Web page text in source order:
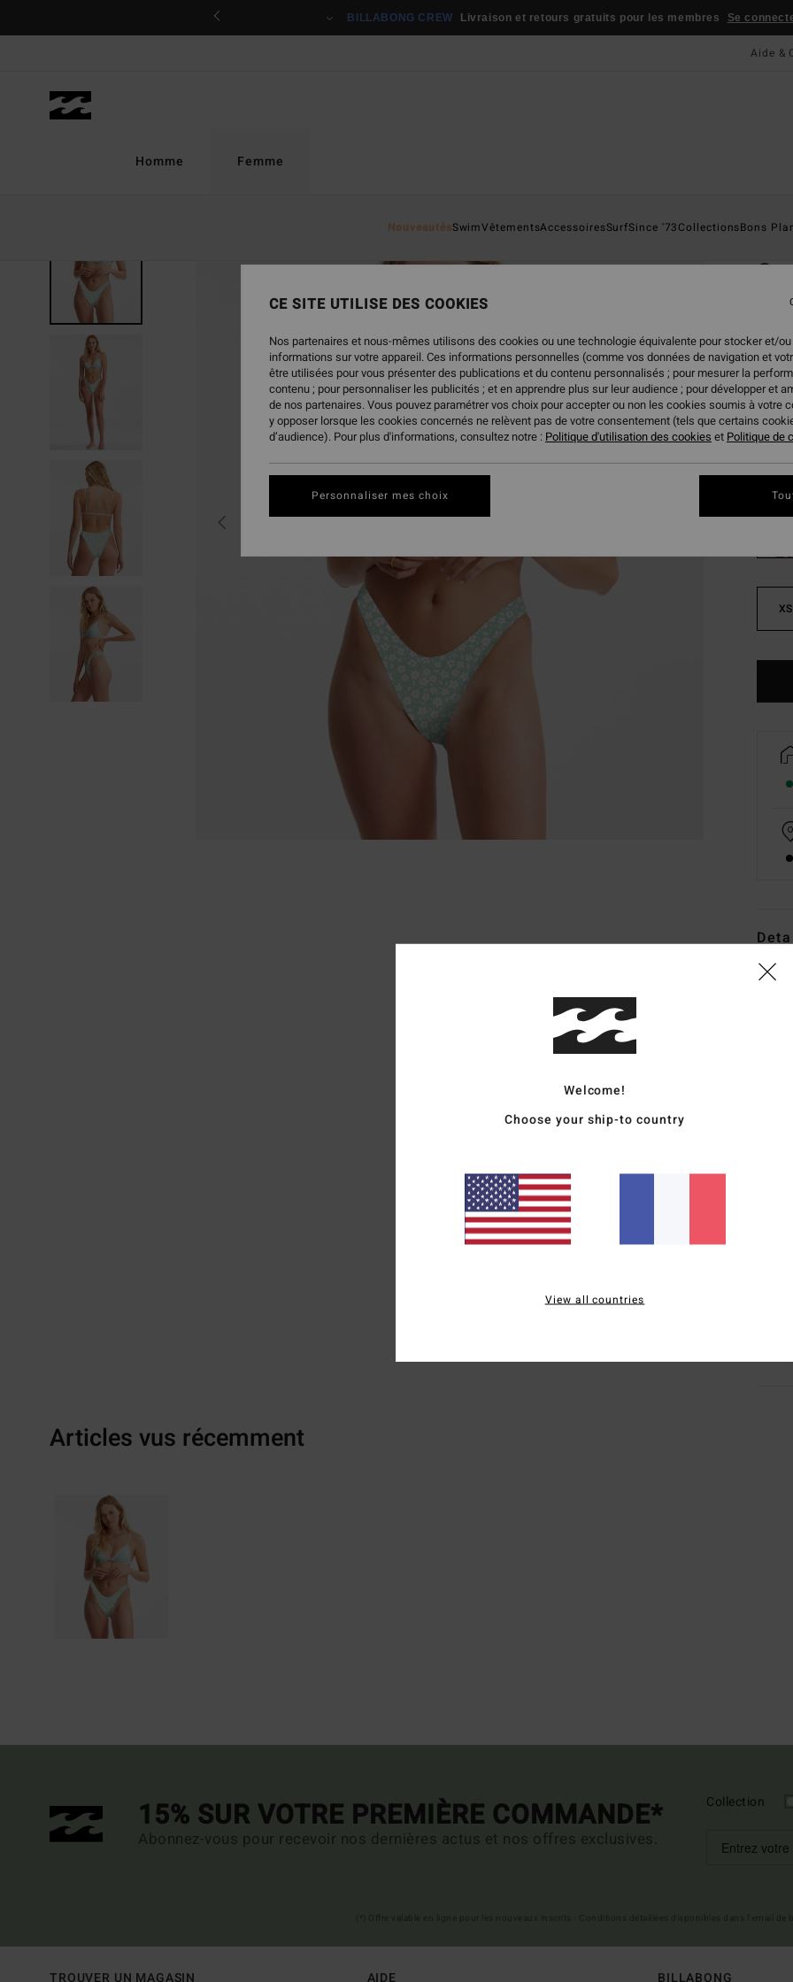
BILLABONG CREW Livraison et retours gratuits pour les membres Se
Aide &
Homme Femme
NouveautésSwimVêtementsAccessoiresSurfSince '73CollectionsBons
50,00
BONS
XS
Haut
Articles vus récemment
15% SUR VOTRE PREMIÈRE COMMANDE*
Abonnez-vous pour recevoir nos dernières actus et nos offres exclusives.
Collection
TROUVER UN MAGASIN AIDE BILLABONG
Welcome!
Choose your ship-to country
View all countries
CE SITE UTILISE DES COOKIES
Nos partenaires et nous-mêmes utilisons des cookies ou une technologie équivalente pour stocker et/
informations sur votre appareil. Ces informations personnelles (comme vos données de navigation et
être utilisées pour vous présenter des publications et du contenu personnalisés ; pour mesurer la
contenu ; pour personnaliser les publicités ; et en apprendre plus sur leur audience ; pour développer et
de nos partenaires. Vous pouvez paramétrer vos choix pour accepter ou non les cookies soumis à votre
y opposer lorsque les cookies concernés ne relèvent pas de votre consentement (tels que certains
d’audience). Pour plus d'informations, consultez notre : Politique d'utilisation des cookies et Politique de
Personnaliser mes choix